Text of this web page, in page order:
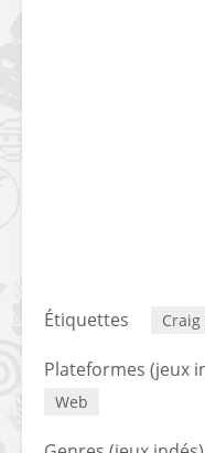
Étiquettes
Plateformes (jeux
Web